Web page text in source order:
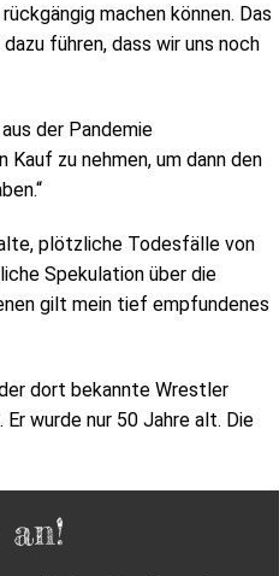
machen können. Das
führen, dass wir uns noch
der Pandemie
zu nehmen, um dann den
plötzliche Todesfälle von
Spekulation über die
gilt mein tief empfundenes
dort bekannte Wrestler
wurde nur 50 Jahre alt. Die